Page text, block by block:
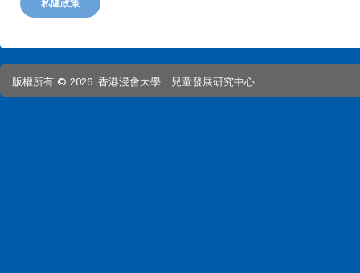
私隱政策
版權所有 © 2026. 香港浸會大學 兒童發展研究中心.